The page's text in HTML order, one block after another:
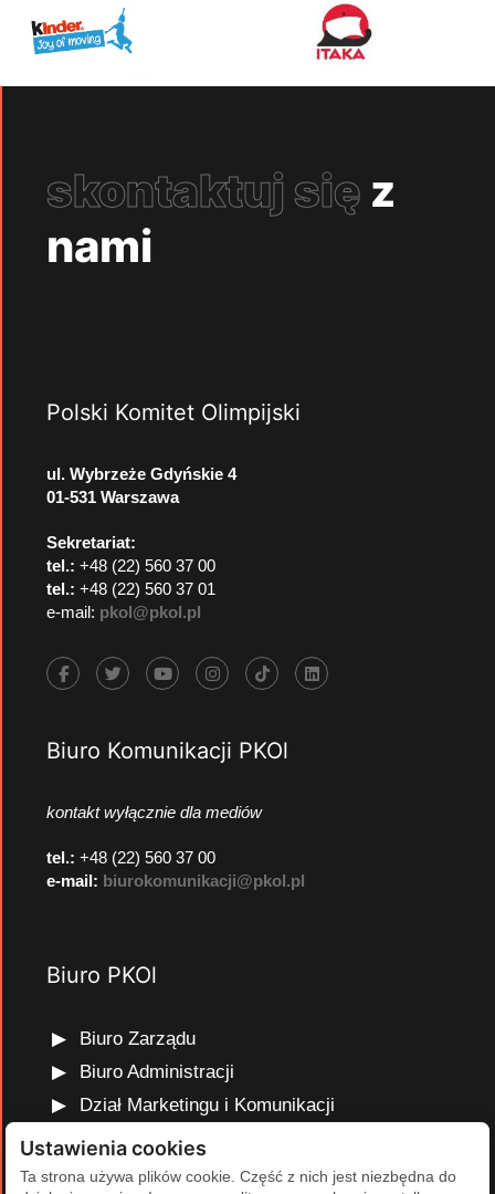
skontaktuj się z
nami
Polski Komitet Olimpijski
ul. Wybrzeże Gdyńskie 4
01-531 Warszawa
Sekretariat:
tel.: +48 (22) 560 37 00
tel.: +48 (22) 560 37 01
e-mail: pkol@pkol.pl
Biuro Komunikacji PKOl
kontakt wyłącznie dla mediów
tel.: +48 (22) 560 37 00
e-mail: biurokomunikacji@pkol.pl
Biuro PKOl
Biuro Zarządu
Biuro Administracji
Dział Marketingu i Komunikacji
Dział Edukacji Olimpijskiej
Dział Finansów i Kadr
Ustawienia cookies
Ta strona używa plików cookie. Część z nich jest niezbędna do